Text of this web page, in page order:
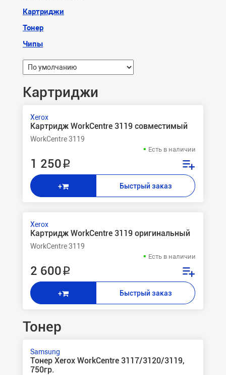
Картриджи
Тонер
Чипы
Картриджи
Xerox
Картридж WorkCentre 3119 совместимый
WorkCentre 3119
Есть в наличии
1 250 ₽
+ Быстрый заказ
Xerox
Картридж WorkCentre 3119 оригинальный
WorkCentre 3119
Есть в наличии
2 600 ₽
+ Быстрый заказ
Тонер
Samsung
Тонер Xerox WorkCentre 3117/3120/3119,
750гр.